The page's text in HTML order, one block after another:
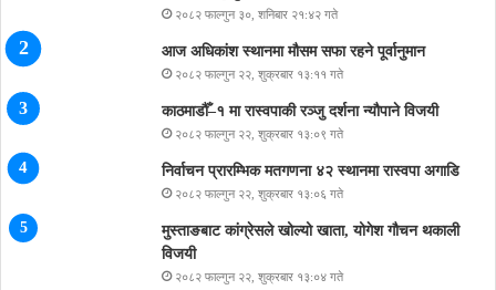
२०८२ फाल्गुन ३०, शनिबार २१:४२ गते
आज अधिकांश स्थानमा मौसम सफा रहने पूर्वानुमान
२०८२ फाल्गुन २२, शुक्रबार १३:११ गते
काठमाडौँ–१ मा रास्वपाकी रञ्जु दर्शना न्यौपाने विजयी
२०८२ फाल्गुन २२, शुक्रबार १३:०९ गते
निर्वाचन प्रारम्भिक मतगणना ४२ स्थानमा रास्वपा अगाडि
२०८२ फाल्गुन २२, शुक्रबार १३:०६ गते
मुस्ताङबाट कांग्रेसले खोल्यो खाता, योगेश गौचन थकाली
विजयी
२०८२ फाल्गुन २२, शुक्रबार १३:०४ गते